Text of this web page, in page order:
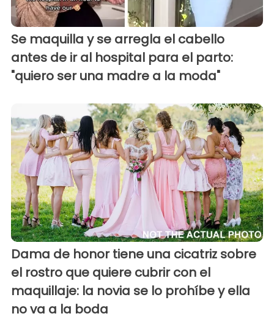
Se maquilla y se arregla el cabello
antes de ir al hospital para el parto:
"quiero ser una madre a la moda"
Dama de honor tiene una cicatriz sobre
el rostro que quiere cubrir con el
maquillaje: la novia se lo prohíbe y ella
no va a la boda